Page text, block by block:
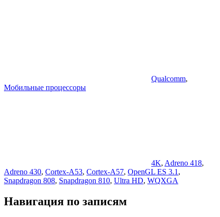
Qualcomm,
Мобильные процессоры
4K, Adreno 418,
Adreno 430, Cortex-A53, Cortex-A57, OpenGL ES 3.1 ,
Snapdragon 808, Snapdragon 810, Ultra HD, WQXGA
Навигация по записям